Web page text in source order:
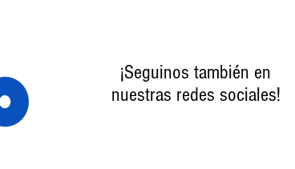
¡Seguinos también en
nuestras redes sociales!